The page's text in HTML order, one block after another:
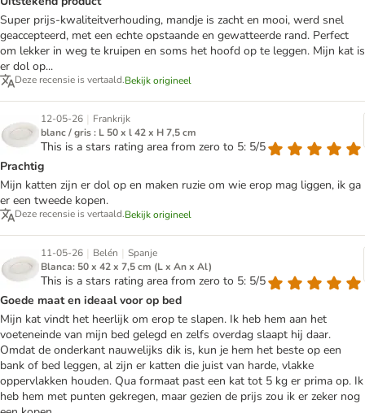
Super prijs-kwaliteitverhouding, mandje is zacht en mooi, werd snel
geaccepteerd, met een echte opstaande en gewatteerde rand. Perfect
om lekker in weg te kruipen en soms het hoofd op te leggen. Mijn kat is
er dol op...
Deze recensie is vertaald.Bekijk origineel
12-05-26 | Frankrijk
blanc / gris : L 50 x l 42 x H 7,5 cm
This is a stars rating area from zero to 5: 5/5
Prachtig
Mijn katten zijn er dol op en maken ruzie om wie erop mag liggen, ik ga
er een tweede kopen.
Deze recensie is vertaald.Bekijk origineel
11-05-26 | Belén | Spanje
Blanca: 50 x 42 x 7,5 cm (L x An x Al)
This is a stars rating area from zero to 5: 5/5
Goede maat en ideaal voor op bed
Mijn kat vindt het heerlijk om erop te slapen. Ik heb hem aan het
voeteneinde van mijn bed gelegd en zelfs overdag slaapt hij daar.
Omdat de onderkant nauwelijks dik is, kun je hem het beste op een
bank of bed leggen, al zijn er katten die juist van harde, vlakke
oppervlakken houden. Qua formaat past een kat tot 5 kg er prima op. Ik
heb hem met punten gekregen, maar gezien de prijs zou ik er zeker nog